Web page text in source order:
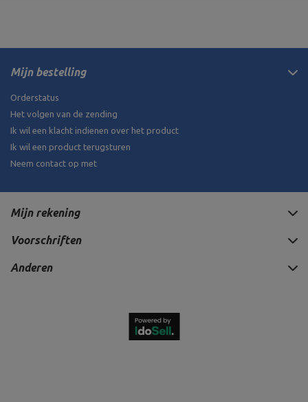
Mijn bestelling
Orderstatus
Het volgen van de zending
Ik wil een klacht indienen over het product
Ik wil een product terugsturen
Neem contact op met
Mijn rekening
Voorschriften
Anderen